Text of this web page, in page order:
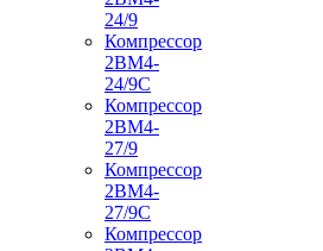
24/9
Компрессор
2ВМ4-
24/9С
Компрессор
2ВМ4-
27/9
Компрессор
2ВМ4-
27/9С
Компрессор